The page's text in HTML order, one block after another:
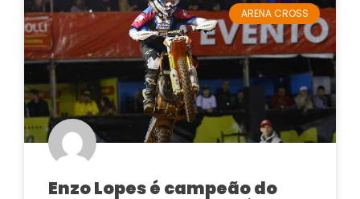
ARENA CROSS
Enzo Lopes é campeão do